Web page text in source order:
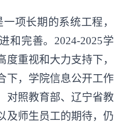
项长期的系统工程，
和完善。2024-2025学
重视和大力支持下，
下，学院信息公开工作
对照教育部、辽宁省教
及师生员工的期待，仍